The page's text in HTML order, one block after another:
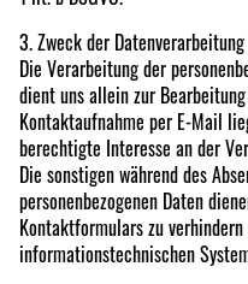
3. Zweck der Datenverarbeitung
Die Verarbeitung der
dient uns allein zur
Kontaktaufnahme per E-Mail
berechtigte Interesse an der
Die sonstigen während des
personenbezogenen Daten
Kontaktformulars zu
informationstechnischen